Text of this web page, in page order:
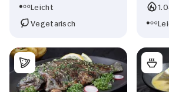
Leicht
Vegetarisch